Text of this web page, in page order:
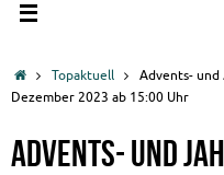
StartTopaktuell
Advents- und
Dezember 2023 ab 15:00 Uhr
Advents- und